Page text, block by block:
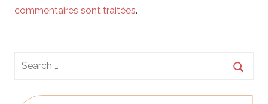
commentaires sont traitées.